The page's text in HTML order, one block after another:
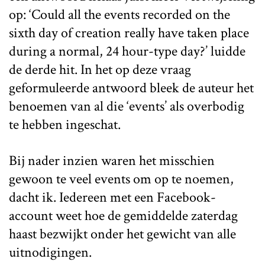
op: ‘Could all the events recorded on the
sixth day of creation really have taken place
during a normal, 24 hour-type day?’ luidde
de derde hit. In het op deze vraag
geformuleerde antwoord bleek de auteur het
benoemen van al die ‘events’ als overbodig
te hebben ingeschat.
Bij nader inzien waren het misschien
gewoon te veel events om op te noemen,
dacht ik. Iedereen met een Facebook-
account weet hoe de gemiddelde zaterdag
haast bezwijkt onder het gewicht van alle
uitnodigingen.